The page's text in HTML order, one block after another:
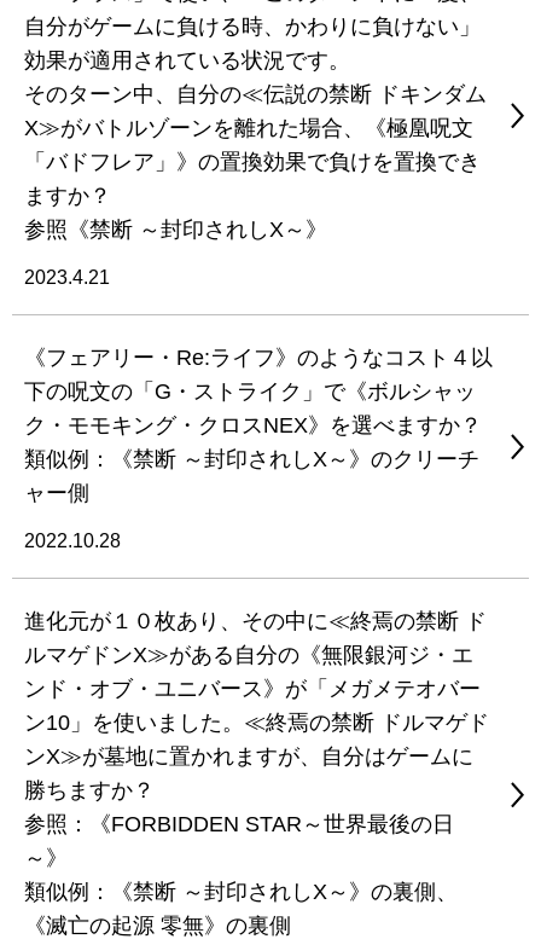
自分がゲームに負ける時、かわりに負けない」
効果が適用されている状況です。
そのターン中、自分の≪伝説の禁断 ドキンダム
X≫がバトルゾーンを離れた場合、《極凰呪文
「バドフレア」》の置換効果で負けを置換でき
ますか？
参照《禁断 ～封印されしX～》
2023.4.21
《フェアリー・Re:ライフ》のようなコスト４以
下の呪文の「G・ストライク」で《ボルシャッ
ク・モモキング・クロスNEX》を選べますか？
類似例：《禁断 ～封印されしX～》のクリーチ
ャー側
2022.10.28
進化元が１０枚あり、その中に≪終焉の禁断 ド
ルマゲドンX≫がある自分の《無限銀河ジ・エ
ンド・オブ・ユニバース》が「メガメテオバー
ン10」を使いました。≪終焉の禁断 ドルマゲド
ンX≫が墓地に置かれますが、自分はゲームに
勝ちますか？
参照：《FORBIDDEN STAR～世界最後の日
～》
類似例：《禁断 ～封印されしX～》の裏側、
《滅亡の起源 零無》の裏側